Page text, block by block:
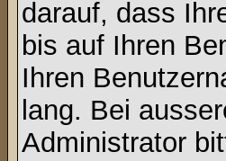
darauf, dass
bis auf Ihren
Ihren
lang. Bei
Administrator